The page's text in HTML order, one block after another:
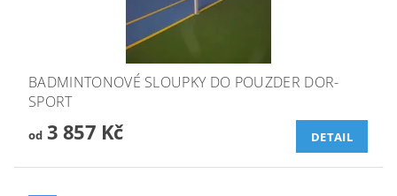
BADMINTONOVÉ SLOUPKY DO POUZDER DOR-
SPORT
od3 857 Kč DETAIL